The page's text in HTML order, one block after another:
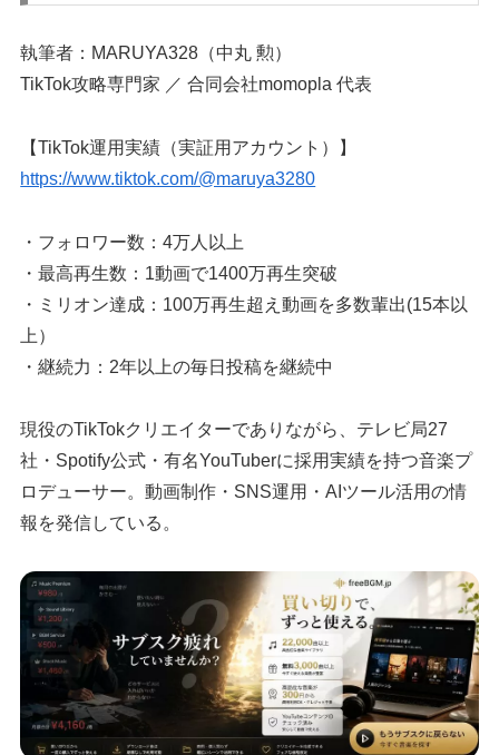
執筆者：MARUYA328（中丸 勲）
TikTok攻略専門家 ／ 合同会社momopla 代表
【TikTok運用実績（実証用アカウント）】
https://www.tiktok.com/@maruya3280
・フォロワー数：4万人以上
・最高再生数：1動画で1400万再生突破
・ミリオン達成：100万再生超え動画を多数輩出(15本以
上）
・継続力：2年以上の毎日投稿を継続中
現役のTikTokクリエイターでありながら、テレビ局27
社・Spotify公式・有名YouTuberに採用実績を持つ音楽プ
ロデューサー。動画制作・SNS運用・AIツール活用の情
報を発信している。